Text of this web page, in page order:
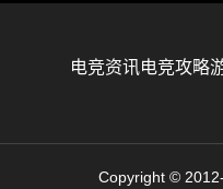
电竞资讯电竞攻略
Copyright ©